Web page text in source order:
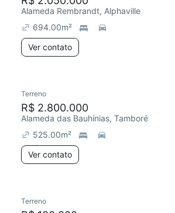
Alameda Rembrandt, Alphaville
694.00m²
Ver contato
Terreno
R$ 2.800.000
Alameda das Bauhínias, Tamboré
525.00m²
Ver contato
Terreno